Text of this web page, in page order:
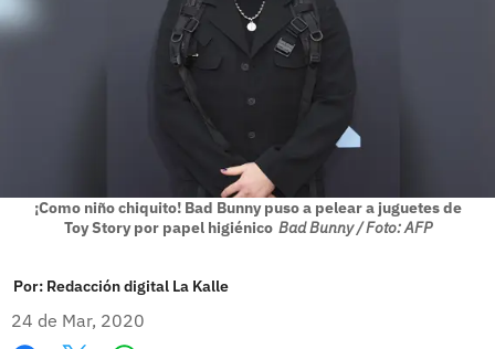
¡Como niño chiquito! Bad Bunny puso a pelear a juguetes de
Toy Story por papel higiénico Bad Bunny / Foto: AFP
Por: Redacción digital La Kalle
24 de Mar, 2020